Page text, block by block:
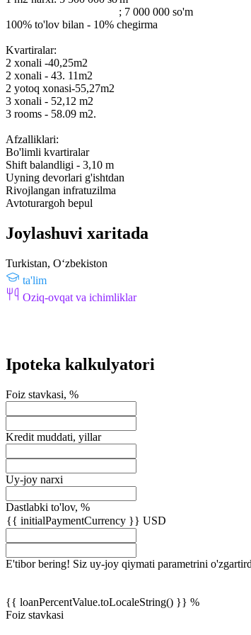
; 7 000 000 so'm
100% to'lov bilan - 10% chegirma
Kvartiralar:
2 xonali -40,25m2
2 xonali - 43. 11m2
2 yotoq xonasi-55,27m2
3 xonali - 52,12 m2
3 rooms - 58.09 m2.
Afzalliklari:
Bo'limli kvartiralar
Shift balandligi - 3,10 m
Uyning devorlari g'ishtdan
Rivojlangan infratuzilma
Avtoturargoh bepul
Joylashuvi xaritada
Turkistan, Oʻzbekiston
ta'lim
Oziq-ovqat va ichimliklar
Ipoteka kalkulyatori
Foiz stavkasi, %
Kredit muddati, yillar
Uy-joy narxi
Dastlabki to'lov, %
{{ initialPaymentCurrency }} USD
E'tibor bering! Siz uy-joy qiymati parametrini
{{ loanPercentValue.toLocaleString() }} %
Foiz stavkasi